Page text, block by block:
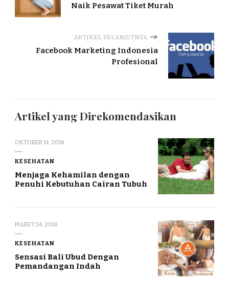
Naik Pesawat Tiket Murah
ARTIKEL SELANJUTNYA
Facebook Marketing Indonesia
Profesional
Artikel yang Direkomendasikan
OKTOBER 14, 2014
KESEHATAN
Menjaga Kehamilan dengan
Penuhi Kebutuhan Cairan Tubuh
MARET 24, 2018
KESEHATAN
Sensasi Bali Ubud Dengan
Pemandangan Indah